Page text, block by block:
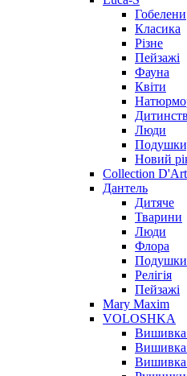
Гобелени
Класика
Різне
Пейзажі
Фауна
Квіти
Люди
Новий
Collection D'Art
Дантель
Дитяче
Тварини
Люди
Флора
Подушки
Релігія
Пейзажі
Mary Maxim
VOLOSHKA
Вишивка
Вишивка
Вишивка